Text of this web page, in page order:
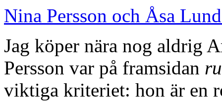
Nina Persson och Åsa
Jag köper nära nog aldrig
Persson var på framsidan
viktiga kriteriet: hon är en